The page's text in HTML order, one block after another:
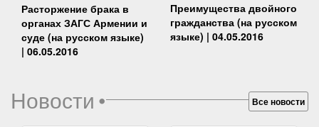
Расторжение брака в
органах ЗАГС Армении и
суде (на русском языке)
| 06.05.2016
Преимущества двойного
гражданства (на русском
языке) | 04.05.2016
Новости• Все новости